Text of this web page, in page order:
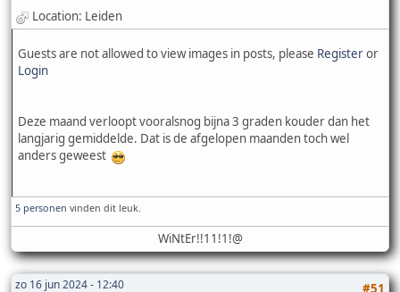
Location: Leiden
Guests are not allowed to view images in posts, please Registeror
Login
Deze maand verloopt vooralsnog bijna 3 graden kouder dan het
langjarig gemiddelde. Dat is de afgelopen maanden toch wel
anders geweest
5 personen vinden dit leuk.
WiNtEr!!11!1!@
zo 16 jun 2024 - 12:40
#51